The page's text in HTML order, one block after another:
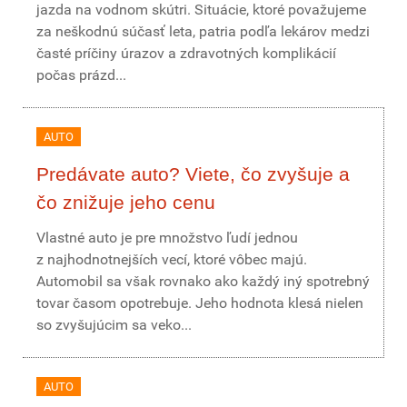
jazda na vodnom skútri. Situácie, ktoré považujeme
za neškodnú súčasť leta, patria podľa lekárov medzi
časté príčiny úrazov a zdravotných komplikácií
počas prázd...
AUTO
Predávate auto? Viete, čo zvyšuje a
čo znižuje jeho cenu
Vlastné auto je pre množstvo ľudí jednou
z najhodnotnejších vecí, ktoré vôbec majú.
Automobil sa však rovnako ako každý iný spotrebný
tovar časom opotrebuje. Jeho hodnota klesá nielen
so zvyšujúcim sa veko...
AUTO